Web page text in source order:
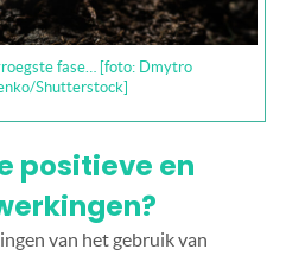
fase… [foto: Dmytro
Shutterstock]
positieve en
van het gebruik van